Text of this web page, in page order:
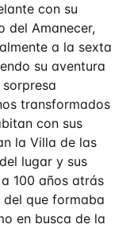
con su
del Amanecer,
a la sexta
su aventura
transformados
con sus
la Villa de las
lugar y sus
100 años atrás
que formaba
en busca de la